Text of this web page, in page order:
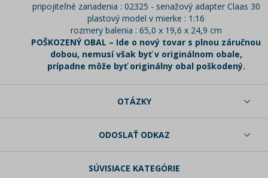
pripojiteľné zariadenia : 02325 - senažový adapter Claas 30
plastový model v mierke : 1:16
rozmery balenia : 65,0 x 19,6 x 24,9 cm
POŠKOZENÝ OBAL – Ide o nový tovar s plnou záručnou
dobou, nemusí však byť v originálnom obale,
prípadne môže byť originálny obal poškodený.
OTÁZKY
ODOSLAŤ ODKAZ
SÚVISIACE KATEGÓRIE